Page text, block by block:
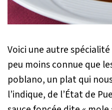
Voici une autre
peu moins connue que
poblano, un plat qui
l’indique, de l’État de